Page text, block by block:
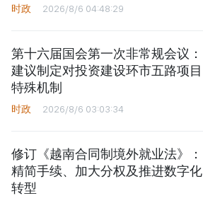
时政 2026/8/6 04:48:29
第十六届国会第一次非常规会议：
建议制定对投资建设环市五路项目
特殊机制
时政 2026/8/6 03:03:34
修订《越南合同制境外就业法》：
精简手续、加大分权及推进数字化
转型